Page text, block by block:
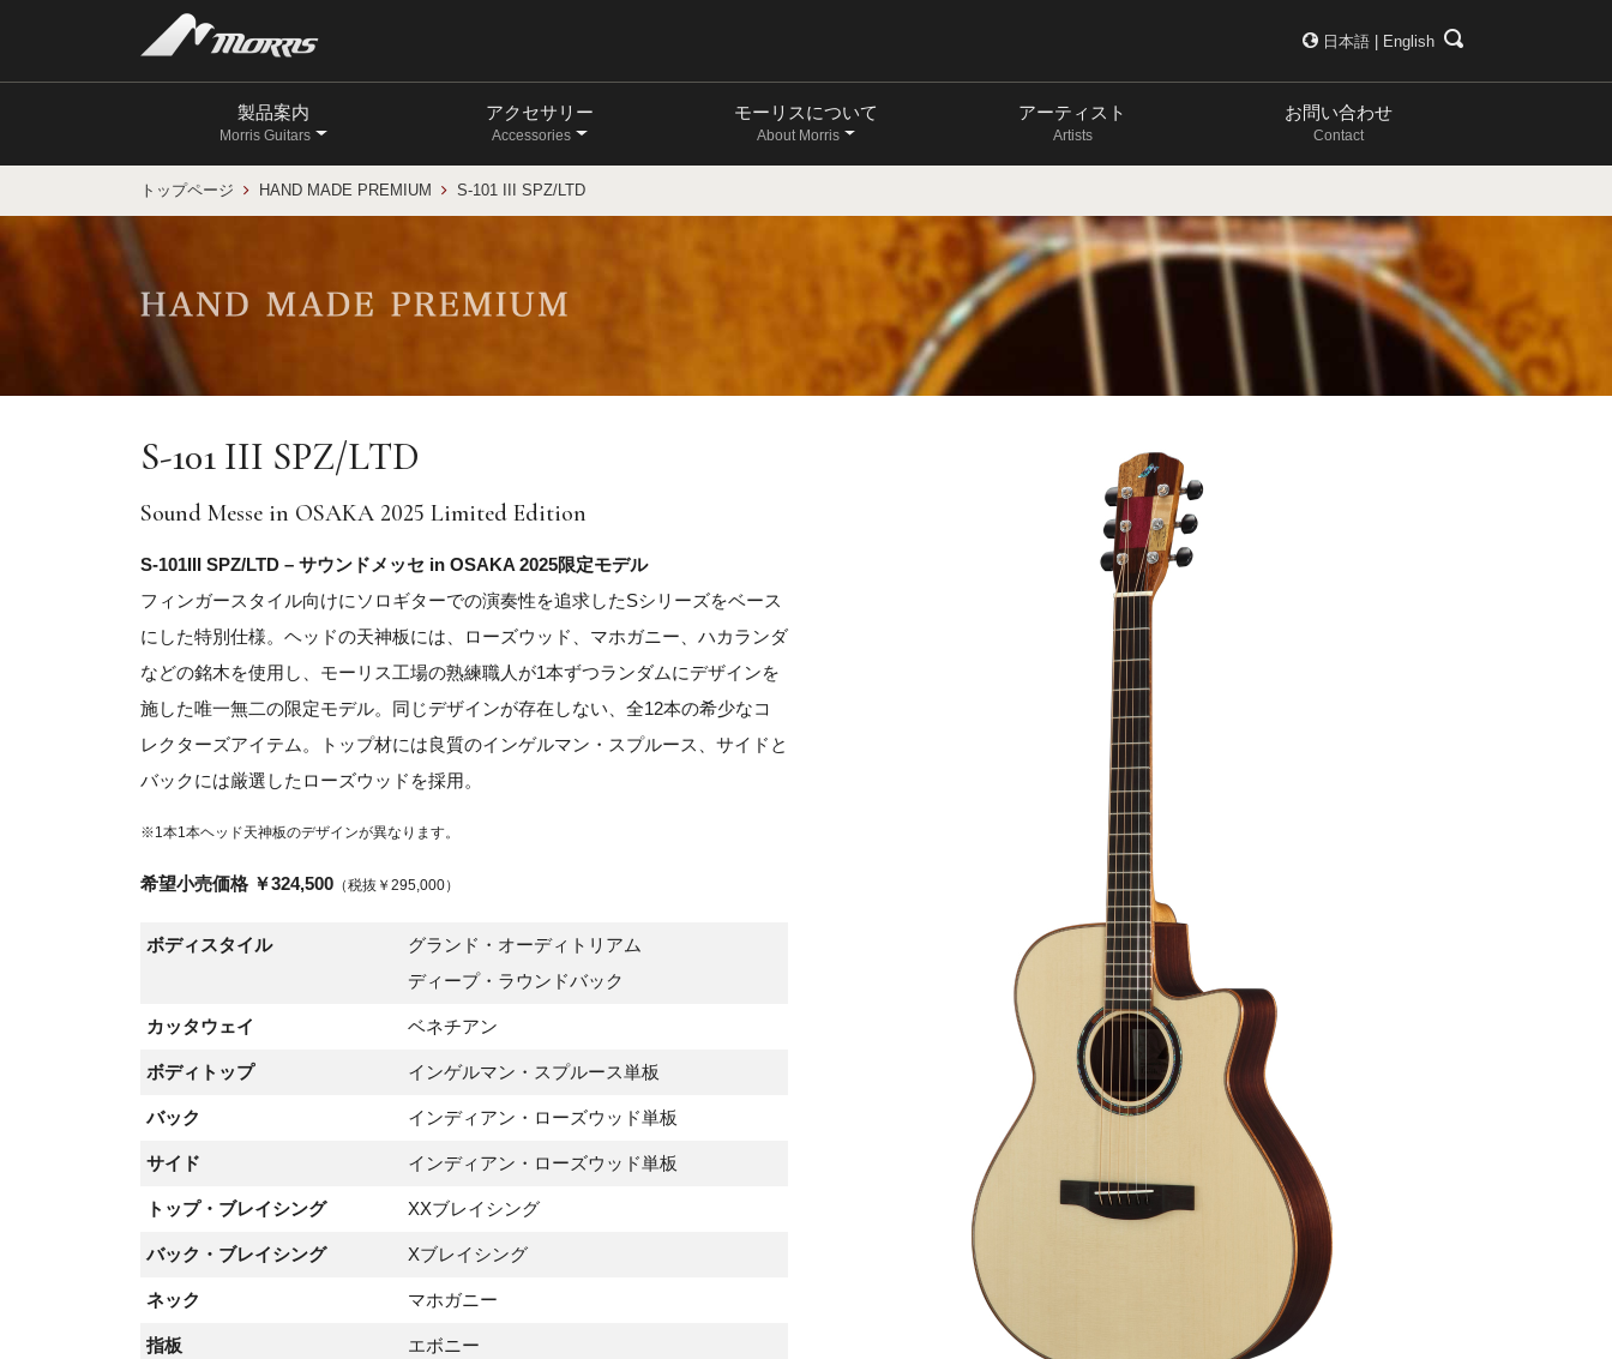
日本語 English
製品案内
Morris Guitars
アクセサリー
Accessories
モーリスについて
About Morris
アーティスト
Artists
お問い合わせ
Contact
トップページ HAND MADE PREMIUM S-101 III SPZ/LTD
S-101 III SPZ/LTD
Sound Messe in OSAKA 2025 Limited Edition
S-101III SPZ/LTD – サウンドメッセ in OSAKA 2025限定モデル
フィンガースタイル向けにソロギターでの演奏性を追求したSシリーズをベース
にした特別仕様。ヘッドの天神板には、ローズウッド、マホガニー、ハカランダ
などの銘木を使用し、モーリス工場の熟練職人が1本ずつランダムにデザインを
施した唯一無二の限定モデル。同じデザインが存在しない、全12本の希少なコ
レクターズアイテム。トップ材には良質のインゲルマン・スプルース、サイドと
バックには厳選したローズウッドを採用。
※1本1本ヘッド天神板のデザインが異なります。
希望小売価格 ￥324,500 （税抜￥295,000）
ボディスタイル
グランド・オーディトリアム
ディープ・ラウンドバック
カッタウェイ ベネチアン
ボディトップ インゲルマン・スプルース単板
バック インディアン・ローズウッド単板
サイド インディアン・ローズウッド単板
トップ・ブレイシング XXブレイシング
バック・ブレイシング Xブレイシング
ネック マホガニー
指板 エボニー